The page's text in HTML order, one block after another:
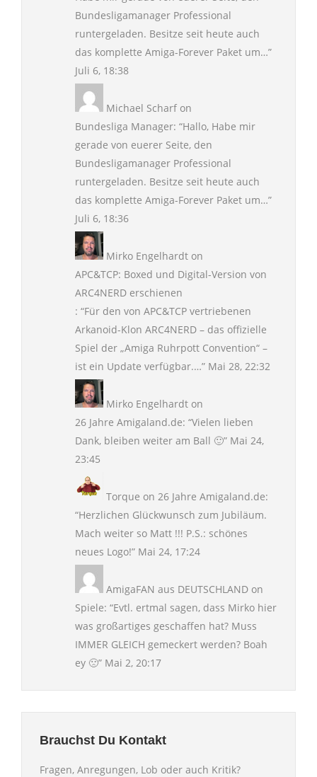
Bundesligamanager Professional
runtergeladen. Besitze seit heute auch
das komplette Amiga-Forever Paket um…”
Juli 6, 18:38
Michael Scharf on
Bundesliga Manager: “Hallo, Habe mir
gerade von euerer Seite, den
Bundesligamanager Professional
runtergeladen. Besitze seit heute auch
das komplette Amiga-Forever Paket um…”
Juli 6, 18:36
Mirko Engelhardt on
APC&TCP: Boxed und Digital-Version von
ARC4NERD erschienen
: “Für den von APC&TCP vertriebenen
Arkanoid-Klon ARC4NERD – das offizielle
Spiel der „Amiga Ruhrpott Convention“ –
ist ein Update verfügbar.…” Mai 28, 22:32
Mirko Engelhardt on
26 Jahre Amigaland.de: “Vielen lieben
Dank, bleiben weiter am Ball 🙂” Mai 24,
23:45
Torque on 26 Jahre Amigaland.de:
“Herzlichen Glückwunsch zum Jubiläum.
Mach weiter so Matt !!! P.S.: schönes
neues Logo!” Mai 24, 17:24
AmigaFAN aus DEUTSCHLAND on
Spiele: “Evtl. ertmal sagen, dass Mirko hier
was großartiges geschaffen hat? Muss
IMMER GLEICH gemeckert werden? Boah
ey 🙁” Mai 2, 20:17
Brauchst Du Kontakt
Fragen, Anregungen, Lob oder auch Kritik?